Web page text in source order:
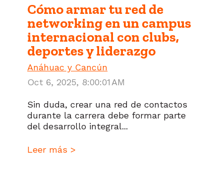
Cómo armar tu red de
networking en un campus
internacional con clubs,
deportes y liderazgo
Anáhuac y Cancún
Oct 6, 2025, 8:00:01 AM
Sin duda, crear una red de contactos
durante la carrera debe formar parte
del desarrollo integral...
Leer más >